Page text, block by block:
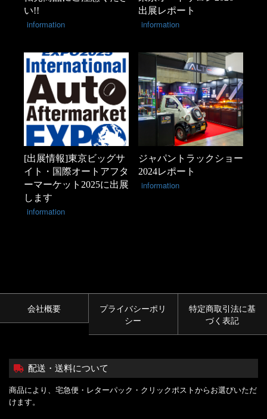
い!!
information
出展レポート
information
[出展情報]東京ビッグサ
イト・国際オートアフタ
ーマーケット2025に出展
します
information
ジャパントラックショー
2024レポート
information
会社概要
プライバシーポリ
シー
特定商取引法に基
づく表記
配送・送料について
商品により、宅急便・レターパック・クリックポストからお選びいただ
けます。